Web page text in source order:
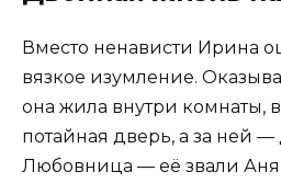
Вместо ненависти Ирина
вязкое изумление.
она жила внутри комнаты,
потайная дверь, а за ней —
Любовница — её звали Аня